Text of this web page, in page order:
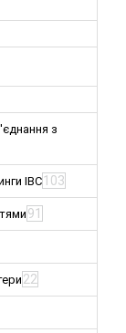
з
IBC103
91
22